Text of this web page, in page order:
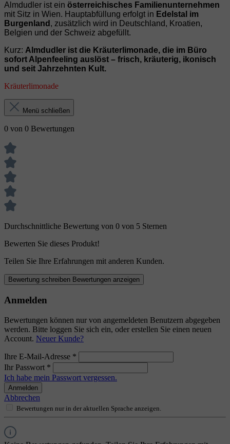
Almdudler ist ein österreichisches Familienunternehmen
mit Sitz in Wien. Hauptabfüllung erfolgt in Edelstal im
Burgenland , zusätzlich wird in Deutschland, Kroatien,
Belgien und der Schweiz abgefüllt.
Kurz: Almdudler ist die Kräuterlimonade, die im Büro
sofort Alpenfeeling auslöst – frisch, kräuterig, ikonisch
und seit Jahrzehnten Kult.
Kräuterlimonade
Menü schließen
0 von 0 Bewertungen
Durchschnittliche Bewertung von 0 von 5 Sternen
Bewerten Sie dieses Produkt!
Teilen Sie Ihre Erfahrungen mit anderen Kunden.
Bewertung schreiben Bewertungen anzeigen
Anmelden
Bewertungen können nur von angemeldeten Benutzern abgegeben
werden. Bitte loggen Sie sich ein, oder erstellen Sie einen neuen
Account. Neuer Kunde?
Ihre E-Mail-Adresse *
Ihr Passwort *
Ich habe mein Passwort vergessen.
Anmelden
Abbrechen
Bewertungen nur in der aktuellen Sprache anzeigen.